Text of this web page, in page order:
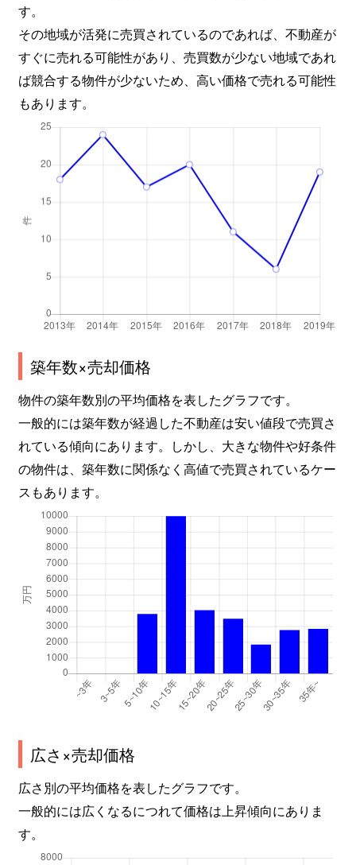
す。
その地域が活発に売買されているのであれば、不動産が
すぐに売れる可能性があり、売買数が少ない地域であれ
ば競合する物件が少ないため、高い価格で売れる可能性
もあります。
築年数×売却価格
物件の築年数別の平均価格を表したグラフです。
一般的には築年数が経過した不動産は安い値段で売買さ
れている傾向にあります。しかし、大きな物件や好条件
の物件は、築年数に関係なく高値で売買されているケー
スもあります。
広さ×売却価格
広さ別の平均価格を表したグラフです。
一般的には広くなるにつれて価格は上昇傾向にありま
す。